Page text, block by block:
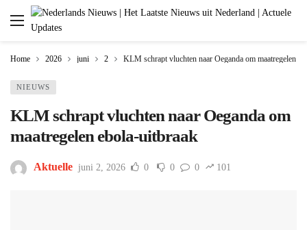
Home 2026 juni 2 KLM schrapt vluchten naar Oeganda om maatregelen
NIEUWS
KLM schrapt vluchten naar Oeganda om
maatregelen ebola-uitbraak
Aktuelle juni 2, 2026 0 0 0 101